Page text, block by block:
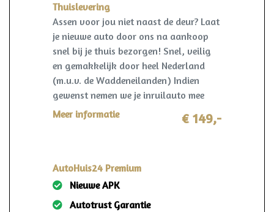
Thuislevering
Assen voor jou niet naast de deur? Laat
je nieuwe auto door ons na aankoop
snel bij je thuis bezorgen! Snel, veilig
en gemakkelijk door heel Nederland
(m.u.v. de Waddeneilanden) Indien
gewenst nemen we je inruilauto mee
terug! I.c.m. pakket Premium slechts
Meer informatie € 149,-
AutoHuis24 Premium
Nieuwe APK
Autotrust Garantie